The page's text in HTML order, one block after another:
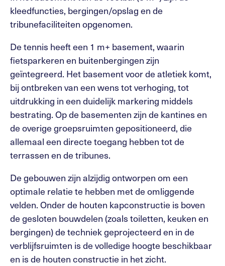
kleedfuncties, bergingen/opslag en de
tribunefaciliteiten opgenomen.
De tennis heeft een 1 m+ basement, waarin
fietsparkeren en buitenbergingen zijn
geïntegreerd. Het basement voor de atletiek komt,
bij ontbreken van een wens tot verhoging, tot
uitdrukking in een duidelijk markering middels
bestrating. Op de basementen zijn de kantines en
de overige groepsruimten gepositioneerd, die
allemaal een directe toegang hebben tot de
terrassen en de tribunes.
De gebouwen zijn alzijdig ontworpen om een
optimale relatie te hebben met de omliggende
velden. Onder de houten kapconstructie is boven
de gesloten bouwdelen (zoals toiletten, keuken en
bergingen) de techniek geprojecteerd en in de
verblijfsruimten is de volledige hoogte beschikbaar
en is de houten constructie in het zicht.